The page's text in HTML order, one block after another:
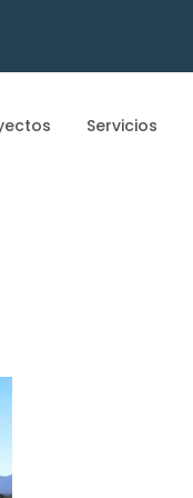
Servicios